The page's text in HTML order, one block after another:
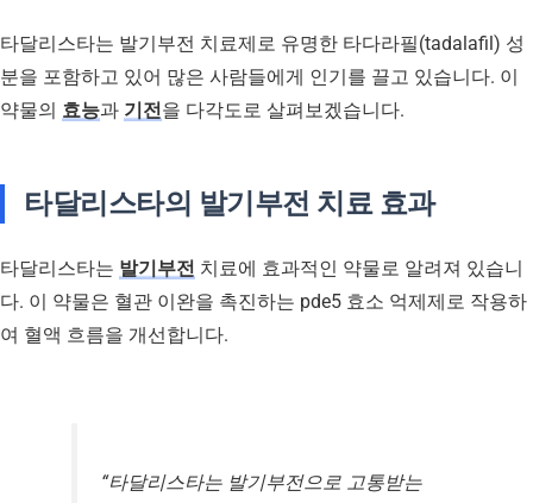
타달리스타는 발기부전 치료제로 유명한 타다라필(tadalafil) 성
분을 포함하고 있어 많은 사람들에게 인기를 끌고 있습니다. 이
약물의 효능과 기전을 다각도로 살펴보겠습니다.
타달리스타의 발기부전 치료 효과
타달리스타는 발기부전 치료에 효과적인 약물로 알려져 있습니
다. 이 약물은 혈관 이완을 촉진하는 pde5 효소 억제제로 작용하
여 혈액 흐름을 개선합니다.
“타달리스타는 발기부전으로 고통받는